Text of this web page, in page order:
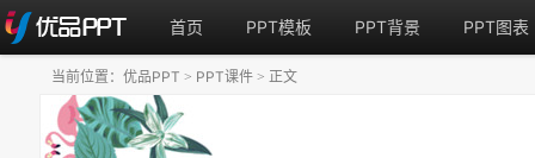
首页 PPT模板 PPT背景 PPT图表
当前位置： 优品PPT > PPT课件 > 正文